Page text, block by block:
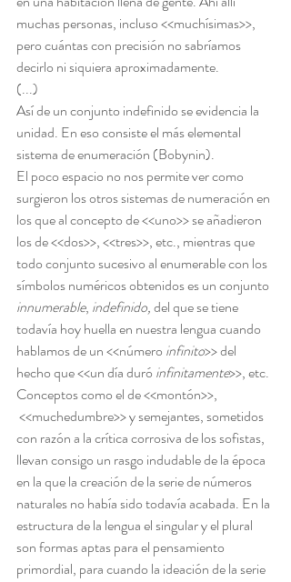
muchas personas, incluso <<muchísimas>>,
pero cuántas con precisión no sabríamos
decirlo ni siquiera aproximadamente.
(...)
Así de un conjunto indefinido se evidencia la
unidad. En eso consiste el más elemental
sistema de enumeración (Bobynin).
El poco espacio no nos permite ver como
surgieron los otros sistemas de numeración en
los que al concepto de <<uno>> se añadieron
los de <<dos>>, <<tres>>, etc., mientras que
todo conjunto sucesivo al enumerable con los
símbolos numéricos obtenidos es un conjunto
innumerable, indefinido, del que se tiene
todavía hoy huella en nuestra lengua cuando
hablamos de un <<número infinito>> del
hecho que <<un día duró infinitamente>>, etc.
Conceptos como el de <<montón>>,
<<muchedumbre>> y semejantes, sometidos
con razón a la crítica corrosiva de los sofistas,
llevan consigo un rasgo indudable de la época
en la que la creación de la serie de números
naturales no había sido todavía acabada. En la
estructura de la lengua el singular y el plural
son formas aptas para el pensamiento
primordial, para cuando la ideación de la serie